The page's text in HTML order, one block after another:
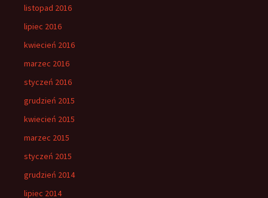
listopad 2016
lipiec 2016
kwiecień 2016
marzec 2016
styczeń 2016
grudzień 2015
kwiecień 2015
marzec 2015
styczeń 2015
grudzień 2014
lipiec 2014